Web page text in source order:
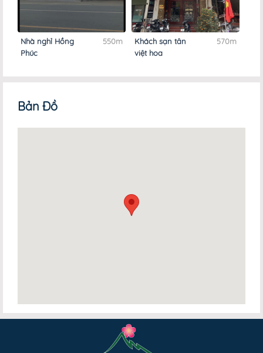
Nhà nghỉ Hồng
Phúc
550m
Khách sạn tân
việt hoa
570m
Bản Đồ